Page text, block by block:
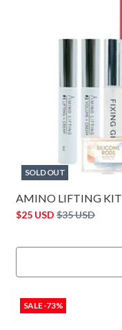
SOLD OUT
AMINO LIFTING KIT
$25 USD $35 USD
SALE -73%